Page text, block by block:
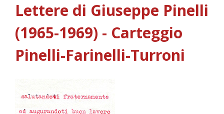
Lettere di Giuseppe Pinelli
(1965-1969) - Carteggio
Pinelli-Farinelli-Turroni